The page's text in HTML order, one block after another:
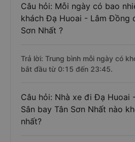
Câu hỏi: Mỗi ngày có bao
khách Đạ Huoai - Lâm Đồng
Sơn Nhất ?
Trả lời: Trung bình mỗi ngày có
bắt đầu từ 0:15 đến 23:45.
Câu hỏi: Nhà xe đi Đạ Huoai
Sân bay Tân Sơn Nhất nào
nhất?